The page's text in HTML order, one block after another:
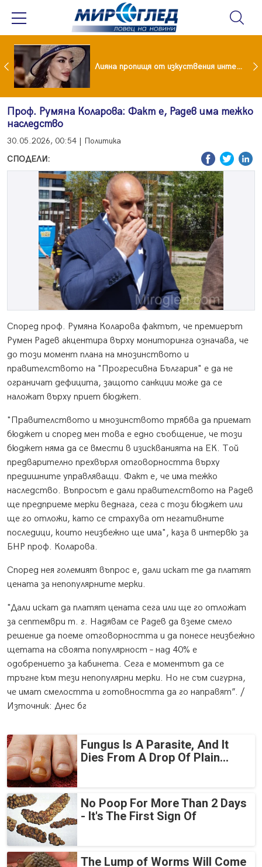
Популярен риалити герой заряза жена си заради друга Лияна пропищя от изкуствения интелект
Проф. Румяна Коларова: Факт е, Радев има тежко
наследство
30.05.2026, 00:54 | Политика
СПОДЕЛИ:
Според проф. Румяна Коларова фактът, че премиерът
Румен Радев акцентира върху мониторинга означава, че
до този момент плана на мнозинството и
правителството на "Прогресивна България" е да не
ограничат дефицита, защото санкции може да се
наложат върху приет бюджет.
"Правителството и мнозинството трябва да приемат
бюджет и според мен това е едно съобщение, че този
бюджет няма да се вмести в изискванията на ЕК. Той
предварително прехвърля отговорността върху
предишните управляващи. Факт е, че има тежко
наследство. Въпросът е дали правителството на Радев
ще предприеме мерки веднага, сега с този бюджет или
ще го отложи, като се страхува от негативните
последици, които неизбежно ще има", каза в интервю за
БНР проф. Коларова.
Според нея големият въпрос е, дали искат те да платят
цената за непопулярните мерки.
"Дали искат да платят цената сега или ще го отложат
за септември т. г. Надявам се Радев да вземе смело
решение да поеме отговорността и да понесе неизбежно
щетата на своята популярност – над 40% е
одобрението за кабинета. Сега е моментът да се
тръгне към тези непопулярни мерки. Но не съм сигурна,
че имат смелостта и готовността да го направят”. /
Източник: Днес бг
Fungus Is A Parasite, And It
Dies From A Drop Of Plain...
No Poop For More Than 2 Days
- It's The First Sign Of
The Lump of Worms Will Come